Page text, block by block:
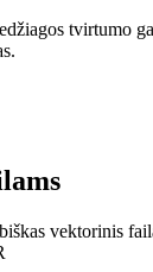
tvirtumo
vektorinis